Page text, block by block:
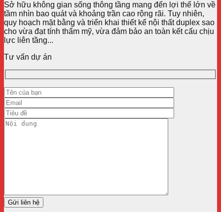
Sở hữu không gian sống thông tầng mang đến lợi thế lớn về
tầm nhìn bao quát và khoảng trần cao rộng rãi. Tuy nhiên,
quy hoạch mặt bằng và triển khai thiết kế nội thất duplex sao
cho vừa đạt tính thẩm mỹ, vừa đảm bảo an toàn kết cấu chịu
lực liên tầng...
Tư vấn dự án